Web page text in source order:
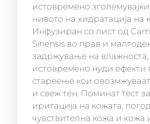
истовремено зголемувајќи
нивото на хидратација на
Инфузиран со лист од
Sinensis во прав и
задржување на влажноста,
истовремено нуди ефекти
стареење кои
и свеж тен. Поминат тест за
иритација на кожата,
чувствителна кожа и кожа